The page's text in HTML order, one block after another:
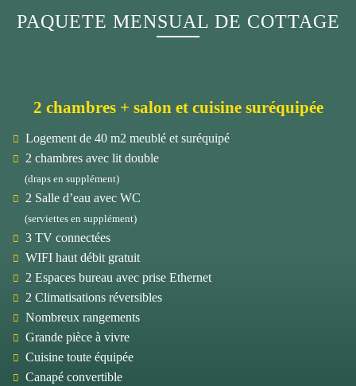
PAQUETE MENSUAL DE COTTAGE
2 chambres + salon et cuisine suréquipée
Logement de 40 m2 meublé et suréquipé
2 chambres avec lit double
(draps en supplément)
2 Salle d’eau avec WC
(serviettes en supplément)
3 TV connectées
WIFI haut débit gratuit
2 Espaces bureau avec prise Ethernet
2 Climatisations réversibles
Nombreux rangements
Grande pièce à vivre
Cuisine toute équipée
Canapé convertible